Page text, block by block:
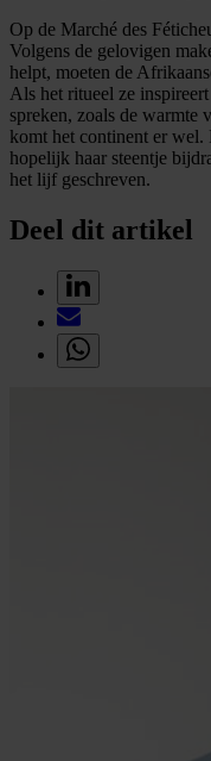
Op de Marché des
Volgens de gelovigen
helpt, moeten de
Als het ritueel ze
spreken, zoals de warmte
komt het continent er
hopelijk haar steentje
het lijf geschreven.
Deel dit artikel